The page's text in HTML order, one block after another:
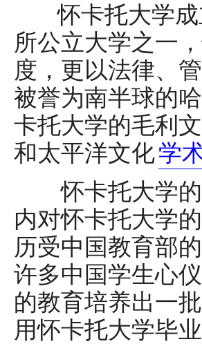
怀卡托大学
所公立大学之一
度，更以法律、
被誉为南半球的
卡托大学的毛利
和太平洋文化学
怀卡托大学的
内对怀卡托大学
历受中国教育部
许多中国学生心
的教育培养出一
用怀卡托大学毕业